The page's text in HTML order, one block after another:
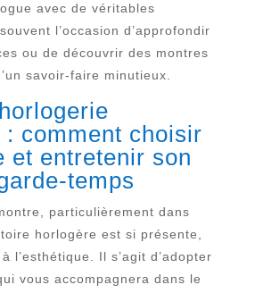
avec de véritables
l’occasion d’approfondir
ou de découvrir des montres
savoir-faire minutieux.
: comment choisir
et entretenir son
temps
particulièrement dans
horlogère est si présente,
l’esthétique. Il s’agit d’adopter
vous accompagnera dans le